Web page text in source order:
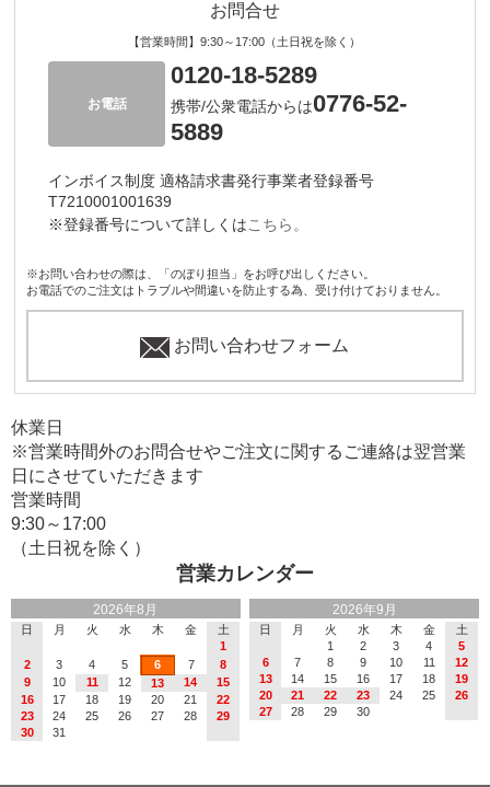
お問合せ
【営業時間】9:30～17:00（土日祝を除く）
お電話
0120-18-5289
携帯/公衆電話からは0776-52-
5889
インボイス制度 適格請求書発行事業者登録番号
T7210001001639
※登録番号について詳しくはこちら。
※お問い合わせの際は、「のぼり担当」をお呼び出しください。
お電話でのご注文はトラブルや間違いを防止する為、受け付けておりません。
お問い合わせフォーム
営業カレンダー
2026年8月
日 月 火 水 木 金
土
1
2
3 4 5 6 7
8
9
10 11 12 13 14
15
16
17 18 19 20 21
22
23
24 25 26 27 28
29
30
31
2026年9月
日 月 火 水 木 金
土
1
2 3 4
5
6
7 8 9 10 11
12
13
14 15 16 17 18
19
20
21 22 23 24 25
26
27
28 29 30
休業日
※営業時間外のお問合せやご注文に関するご連絡は翌営業
日にさせていただきます
営業時間
9:30～17:00
（土日祝を除く）